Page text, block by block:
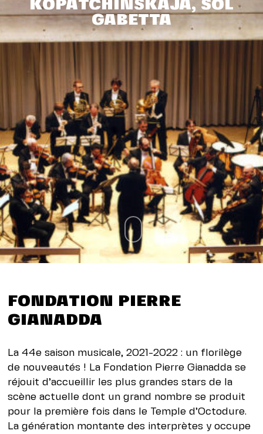
KOPATCHINSKAJA, SOL
GABETTA
FONDATION PIERRE
GIANADDA
La 44e saison musicale, 2021-2022 : un florilège
de nouveautés ! La Fondation Pierre Gianadda se
réjouit d’accueillir les plus grandes stars de la
scène actuelle dont un grand nombre se produit
pour la première fois dans le Temple d’Octodure.
La génération montante des interprètes y occupe